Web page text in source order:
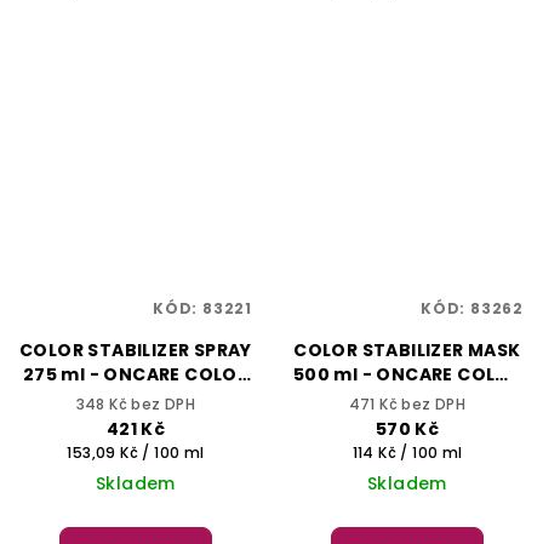
COLOR STABILIZER SPRAY
275 ml - ONCARE COLOR
BLOCK - SELECTIVE
PROFESSIONAL
348 Kč bez DPH
421 Kč
Měrná
cena:
153,09 Kč / 100 ml
Skladem
KÓD: 83221
COLOR STABILIZER MASK
500 ml - ONCARE COLOR
BLOCK - SELECTIVE
PROFESSIONAL
471 Kč bez DPH
570 Kč
Měrná
cena:
114 Kč / 100 ml
Skladem
KÓD: 83262